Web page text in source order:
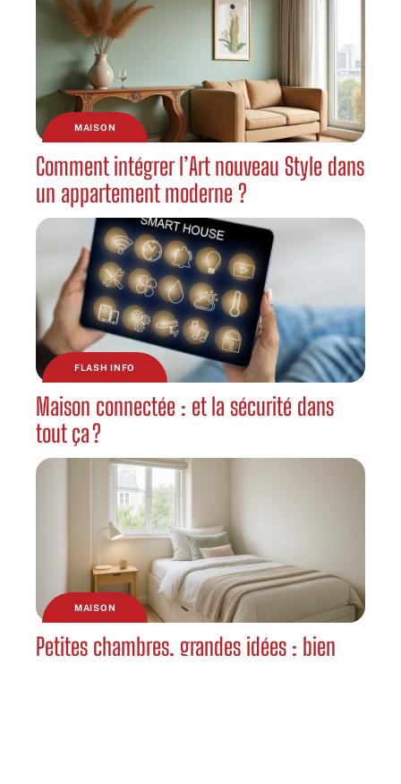
MAISON
Comment intégrer l’Art nouveau Style dans
un appartement moderne ?
FLASH INFO
Maison connectée : et la sécurité dans
tout ça ?
MAISON
Petites chambres, grandes idées : bien